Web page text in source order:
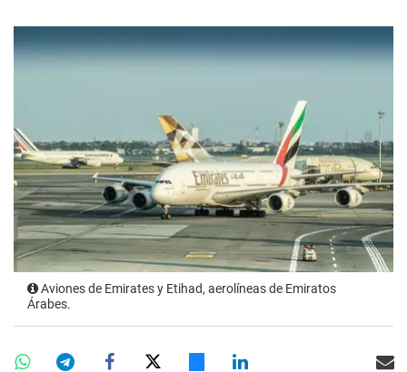
Aviones de Emirates y Etihad, aerolíneas de Emiratos
Árabes.